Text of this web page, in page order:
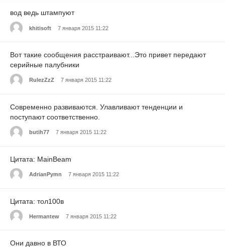
вод ведь штампуют
khitisoft 7 января 2015 11:22
Вот такие сообщения расстраивают...Это привет передают
серийные палубники
RulezZzZ 7 января 2015 11:22
Современно развиваются. Улавливают тенденции и
поступают соответственно.
butih77 7 января 2015 11:22
Цитата: MainBeam
AdrianPymn 7 января 2015 11:22
Цитата: тол100в
Hermantew 7 января 2015 11:22
Они давно в ВТО